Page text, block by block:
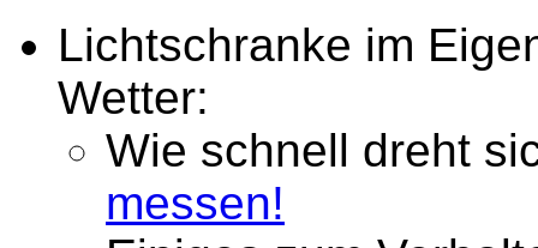
Lichtschranke im
Wetter:
Wie schnell dreht
messen!